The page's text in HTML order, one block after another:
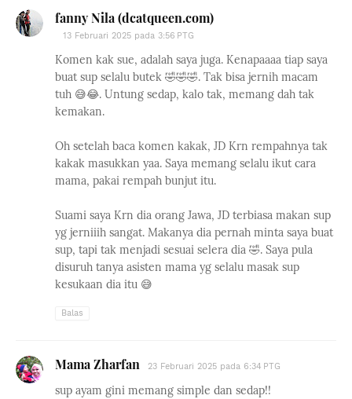
fanny Nila (dcatqueen.com)
13 Februari 2025 pada 3:56 PTG
Komen kak sue, adalah saya juga. Kenapaaaa tiap saya
buat sup selalu butek 🤣🤣🤣. Tak bisa jernih macam
tuh 😅😂. Untung sedap, kalo tak, memang dah tak
kemakan.
Oh setelah baca komen kakak, JD Krn rempahnya tak
kakak masukkan yaa. Saya memang selalu ikut cara
mama, pakai rempah bunjut itu.
Suami saya Krn dia orang Jawa, JD terbiasa makan sup
yg jerniiih sangat. Makanya dia pernah minta saya buat
sup, tapi tak menjadi sesuai selera dia 🤣. Saya pula
disuruh tanya asisten mama yg selalu masak sup
kesukaan dia itu 😅
Balas
Mama Zharfan 23 Februari 2025 pada 6:34 PTG
sup ayam gini memang simple dan sedap!!